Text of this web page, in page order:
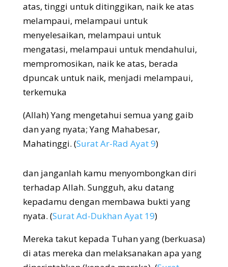
atas, tinggi untuk ditinggikan, naik ke atas
melampaui, melampaui untuk
menyelesaikan, melampaui untuk
mengatasi, melampaui untuk mendahului,
mempromosikan, naik ke atas, berada
dpuncak untuk naik, menjadi melampaui,
terkemuka
(Allah) Yang mengetahui semua yang gaib
dan yang nyata; Yang Mahabesar,
Mahatinggi. (Surat Ar-Rad Ayat 9)
dan janganlah kamu menyombongkan diri
terhadap Allah. Sungguh, aku datang
kepadamu dengan membawa bukti yang
nyata. (Surat Ad-Dukhan Ayat 19)
Mereka takut kepada Tuhan yang (berkuasa)
di atas mereka dan melaksanakan apa yang